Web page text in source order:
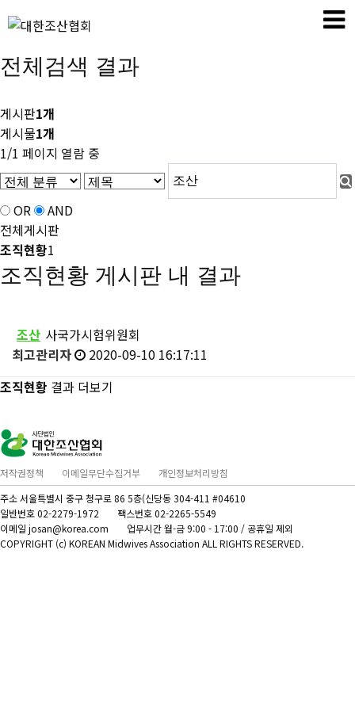
전체검색 결과
게시판1개
게시물1개
1/1 페이지 열람 중
OR
AND
전체게시판
조직현황1
조직현황 게시판 내 결과
조산 사국가시험위원회
최고관리자
2020-09-10 16:17:11
조직현황 결과 더보기
저작권정책 이메일무단수집거부
개인정보처리방침
주소 서울특별시 중구 청구로 86 5층(신당동 304-411 #04610
일반번호 02-2279-1972
팩스번호 02-2265-5549
이메일 josan@korea.com
업무시간 월-금 9:00 - 17:00 / 공휴일 제외
COPYRIGHT (c) KOREAN Midwives Association ALL RIGHTS RESERVED.